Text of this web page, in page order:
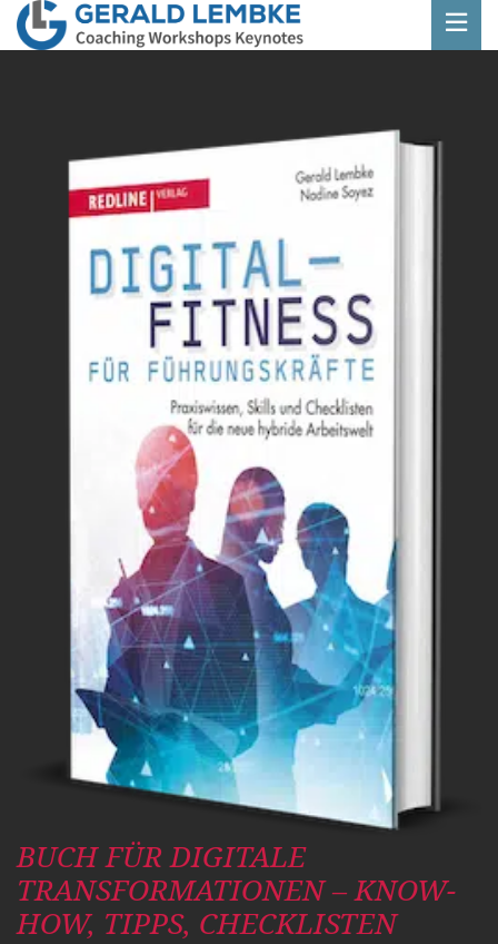
BUCH FÜR DIGITALE
TRANSFORMATIONEN – KNOW-
HOW, TIPPS, CHECKLISTEN